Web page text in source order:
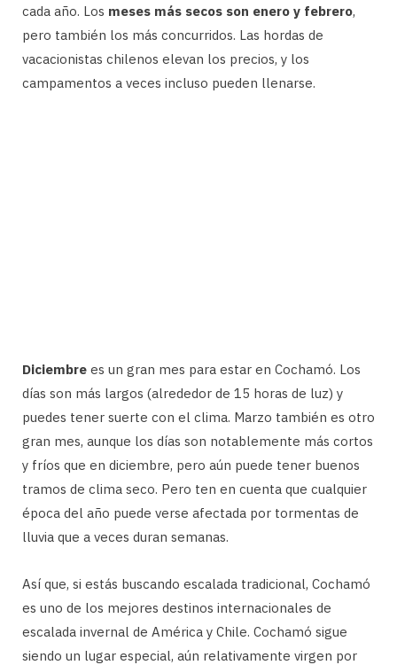
cada año. Los meses más secos son enero y febrero,
pero también los más concurridos. Las hordas de
vacacionistas chilenos elevan los precios, y los
campamentos a veces incluso pueden llenarse.
Diciembre es un gran mes para estar en Cochamó. Los
días son más largos (alrededor de 15 horas de luz) y
puedes tener suerte con el clima. Marzo también es otro
gran mes, aunque los días son notablemente más cortos
y fríos que en diciembre, pero aún puede tener buenos
tramos de clima seco. Pero ten en cuenta que cualquier
época del año puede verse afectada por tormentas de
lluvia que a veces duran semanas.
Así que, si estás buscando escalada tradicional, Cochamó
es uno de los mejores destinos internacionales de
escalada invernal de América y Chile. Cochamó sigue
siendo un lugar especial, aún relativamente virgen por